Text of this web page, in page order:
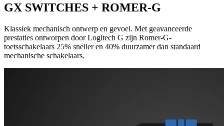
GX SWITCHES + ROMER-G
Klassiek mechanisch ontwerp en gevoel. Met geavanceerde
prestaties ontworpen door Logitech G zijn Romer-G-
toetsschakelaars 25% sneller en 40% duurzamer dan standaard
mechanische schakelaars.